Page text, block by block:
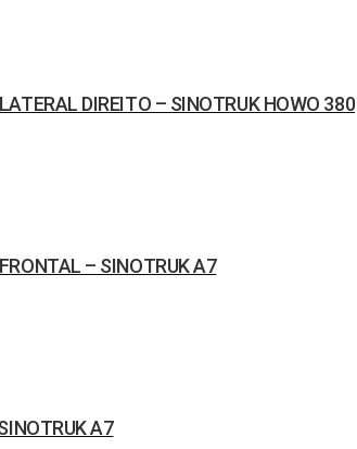
DIREITO – SINOTRUK HOWO 380
– SINOTRUK A7
A7